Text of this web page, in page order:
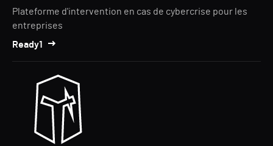
Plateforme d'intervention en cas de cybercrise pour les
entreprises
Ready1